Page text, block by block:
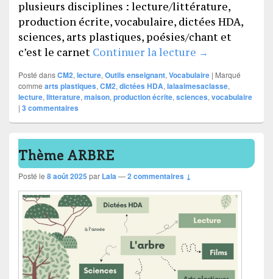
plusieurs disciplines : lecture/littérature,
production écrite, vocabulaire, dictées HDA,
sciences, arts plastiques, poésies/chant et
c’est le carnet Continuer la lecture Thème
→
Posté dansCM2, lecture, Outils enseignant, Vocabulaire | Marqué
comme arts plastiques, CM2, dictées HDA, lalaaimesaclasse,
lecture, litterature, maison, production écrite, sciences, vocabulaire
| 3 commentaires
Thème ARBRE
Posté le 8 août 2025 par Lala—2 commentaires ↓